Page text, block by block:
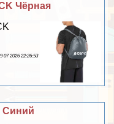
Чёрная
07 2026 22:26:53
Синий